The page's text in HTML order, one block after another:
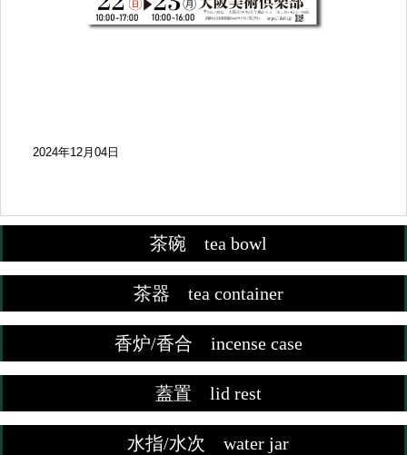
2024年12月04日
茶碗 tea bowl
茶器 tea container
香炉/香合 incense case
蓋置 lid rest
水指/水次 water jar